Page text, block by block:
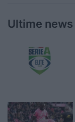
Ultime news